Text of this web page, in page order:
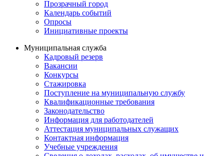
Прозрачный город
Календарь событий
Опросы
Инициативные проекты
Муниципальная служба
Кадровый резерв
Вакансии
Конкурсы
Стажировка
Поступление на муниципальную службу
Квалификационные требования
Законодательство
Информация для работодателей
Аттестация муниципальных служащих
Контактная информация
Учебные учреждения